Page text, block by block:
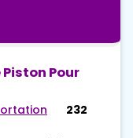
Piston Pour
232